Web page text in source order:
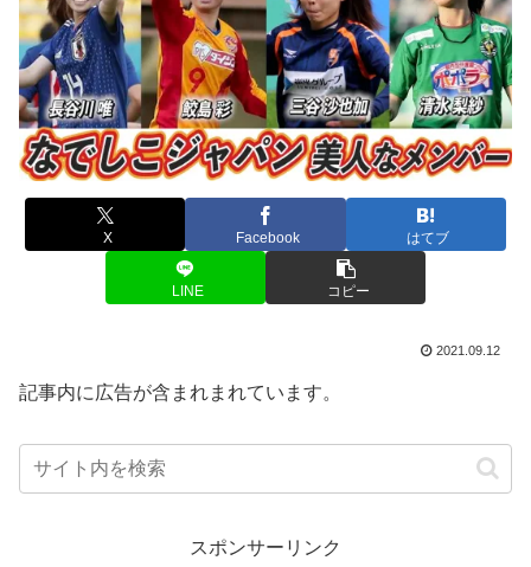
X Facebook はてブ
LINE コピー
2021.09.12
記事内に広告が含まれまれています。
スポンサーリンク